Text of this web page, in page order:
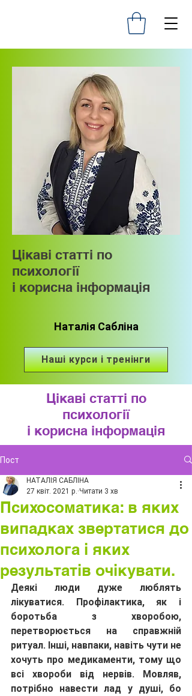
Цікаві статті по
психології
і корисна інформація
Наталія Сабліна
Наші курси і тренінги
Цікаві статті по
психології
і корисна інформація
Пост
Психосоматика: в яких
випадках звертатися до
психолога і яких
результатів очікувати.
НАТАЛІЯ САБЛІНА
27 квіт. 2021 р. Читати 3 хв
Деякі люди дуже люблять
лікуватися. Профілактика, як і
боротьба з хворобою,
перетворюється на справжній
ритуал. Інші, навпаки, навіть чути не
хочуть про медикаменти, тому що
всі хвороби від нервів. Мовляв,
потрібно навести лад у душі, бо